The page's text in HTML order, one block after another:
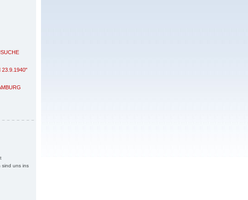
23.9.1940"
sind uns ins